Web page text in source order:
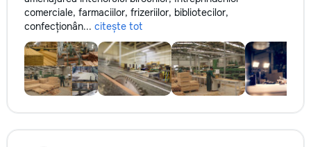
comerciale, farmaciilor, frizeriilor, bibliotecilor,
confecționân... citește tot